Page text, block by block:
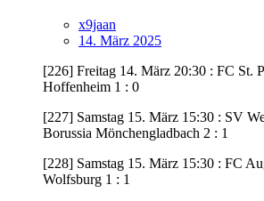
x9jaan
14. März 2025
[226] Freitag 14. März 20:30 : FC St.
Hoffenheim 1 : 0
[227] Samstag 15. März 15:30 : SV
Borussia Mönchengladbach 2 : 1
[228] Samstag 15. März 15:30 : FC
Wolfsburg 1 : 1